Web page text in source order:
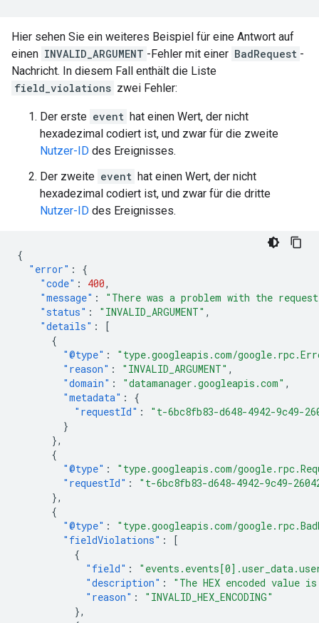
Hier sehen Sie ein weiteres Beispiel für eine Antwort auf
einen INVALID_ARGUMENT -Fehler mit einer BadRequest -
Nachricht. In diesem Fall enthält die Liste
field_violations zwei Fehler:
Der erste event hat einen Wert, der nicht
hexadezimal codiert ist, und zwar für die zweite
Nutzer-ID des Ereignisses.
Der zweite event hat einen Wert, der nicht
hexadezimal codiert ist, und zwar für die dritte
Nutzer-ID des Ereignisses.
{
"error" :
{
"code" : 400,
"message" :
"There was a problem with the
"status" : "INVALID_ARGUMENT" ,
"details" :
[
{
"@type" :
"type.googleapis.com/
"reason" : "INVALID_ARGUMENT" ,
"domain" : "datamanager.googleapis.com" ,
"metadata" :
{
"requestId" :
"t-6bc8fb83-d648-4942-9c49-
}
},
{
"@type" :
"type.googleapis.com/
"requestId" :
"t-6bc8fb83-d648-4942-9c49-
},
{
"@type" :
"type.googleapis.com/
"fieldViolations" :
[
{
"field" :
"description" :
"The HEX encoded value
"reason" :
"INVALID_HEX_ENCODING"
},